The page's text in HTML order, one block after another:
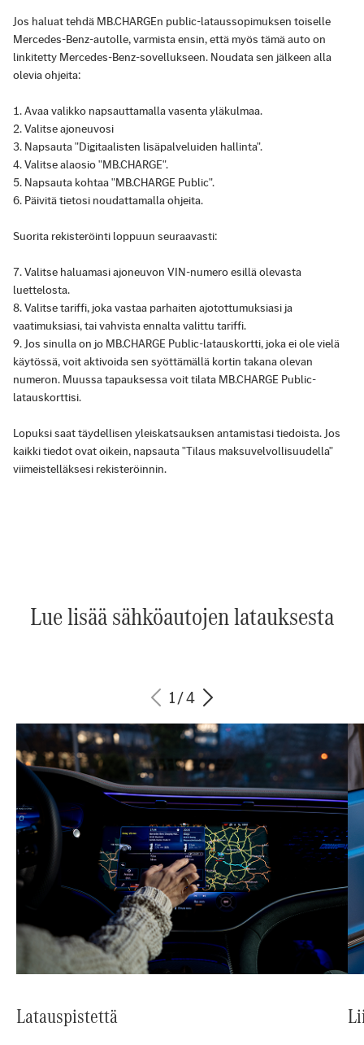
Jos haluat tehdä MB.CHARGEn public-lataussopimuksen toiselle
Mercedes-Benz-autolle, varmista ensin, että myös tämä auto on
linkitetty Mercedes-Benz-sovellukseen. Noudata sen jälkeen alla
olevia ohjeita:
Avaa valikko napsauttamalla vasenta yläkulmaa.
Valitse ajoneuvosi
Napsauta "Digitaalisten lisäpalveluiden hallinta".
Valitse alaosio "MB.CHARGE".
Napsauta kohtaa "MB.CHARGE Public".
Päivitä tietosi noudattamalla ohjeita.
Suorita rekisteröinti loppuun seuraavasti:
Valitse haluamasi ajoneuvon VIN-numero esillä olevasta
luettelosta.
Valitse tariffi, joka vastaa parhaiten ajotottumuksiasi ja
vaatimuksiasi, tai vahvista ennalta valittu tariffi.
Jos sinulla on jo MB.CHARGE Public-latauskortti, joka ei ole vielä
käytössä, voit aktivoida sen syöttämällä kortin takana olevan
numeron. Muussa tapauksessa voit tilata MB.CHARGE Public-
latauskorttisi.
Lopuksi saat täydellisen yleiskatsauksen antamistasi tiedoista. Jos
kaikki tiedot ovat oikein, napsauta "Tilaus maksuvelvollisuudella"
viimeistelläksesi rekisteröinnin.
Lue lisää sähköautojen latauksesta
1/4
Latauspistettä